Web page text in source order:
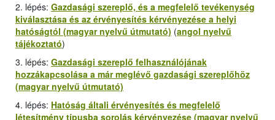
2. lépés: Gazdasági szereplő, és a megfelelő tevékenység
kiválasztása és az érvényesítés kérvényezése a helyi
hatóságtól (magyar nyelvű útmutató) (angol nyelvű
tájékoztató)
3. lépés: Gazdasági szereplő felhasználójának
hozzákapcsolása a már meglévő gazdasági szereplőhöz
(magyar nyelvű útmutató)
4. lépés: Hatóság általi érvényesítés és megfelelő
létesítmény típusba sorolás kérvényezése (magyar nyelvű